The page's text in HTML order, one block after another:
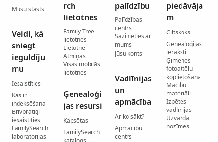
Mūsu stāsts
Veidi, kā
sniegt
ieguldīju
mu
Iesaistīties
Kas ir
indeksēšana
Brīvprātīgi
iesaistīties
FamilySearch
laboratorijas
rch
lietotnes
Family Tree
lietotnes
Lietotne
Atmiņas
Visas mobilās
lietotnes
Ģenealoģi
jas resursi
Kapsētas
FamilySearch
katalogs
palīdzību
Palīdzības
centrs
Sazinieties ar
mums
Jūsu konts
Vadlīnijas
un
apmācība
Ar ko sākt?
Apmācību
centrs
piedāvāja
m
Ciltskoks
Ģenealoģijas
ieraksti
Ģimenes
fotoattēlu
koplietošana
Mācību
materiāli
Izpētes
vadlīnijas
Uzvārda
nozīmes